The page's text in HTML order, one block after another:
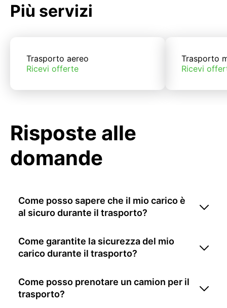
Più servizi
Trasporto aereo
Ricevi offerte
Trasporto
Ricevi
Risposte alle
domande
Come posso sapere che il mio carico è
al sicuro durante il trasporto?
Come garantite la sicurezza del mio
carico durante il trasporto?
Come posso prenotare un camion per il
trasporto?